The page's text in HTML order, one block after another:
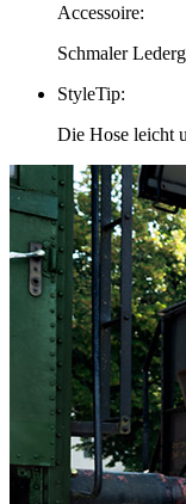
Accessoire:
Schmaler
StyleTip:
Die Hose leicht